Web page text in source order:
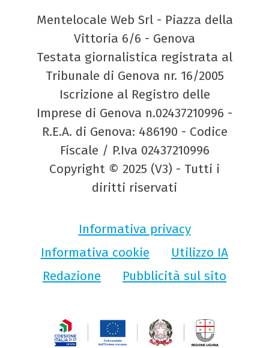
Mentelocale Web Srl - Piazza della
Vittoria 6/6 - Genova
Testata giornalistica registrata al
Tribunale di Genova nr. 16/2005
Iscrizione al Registro delle
Imprese di Genova n.02437210996 -
R.E.A. di Genova: 486190 - Codice
Fiscale / P.Iva 02437210996
Copyright © 2025 (V3) - Tutti i
diritti riservati
Informativa privacy
Informativa cookie
Utilizzo IA
Redazione
Pubblicità sul sito